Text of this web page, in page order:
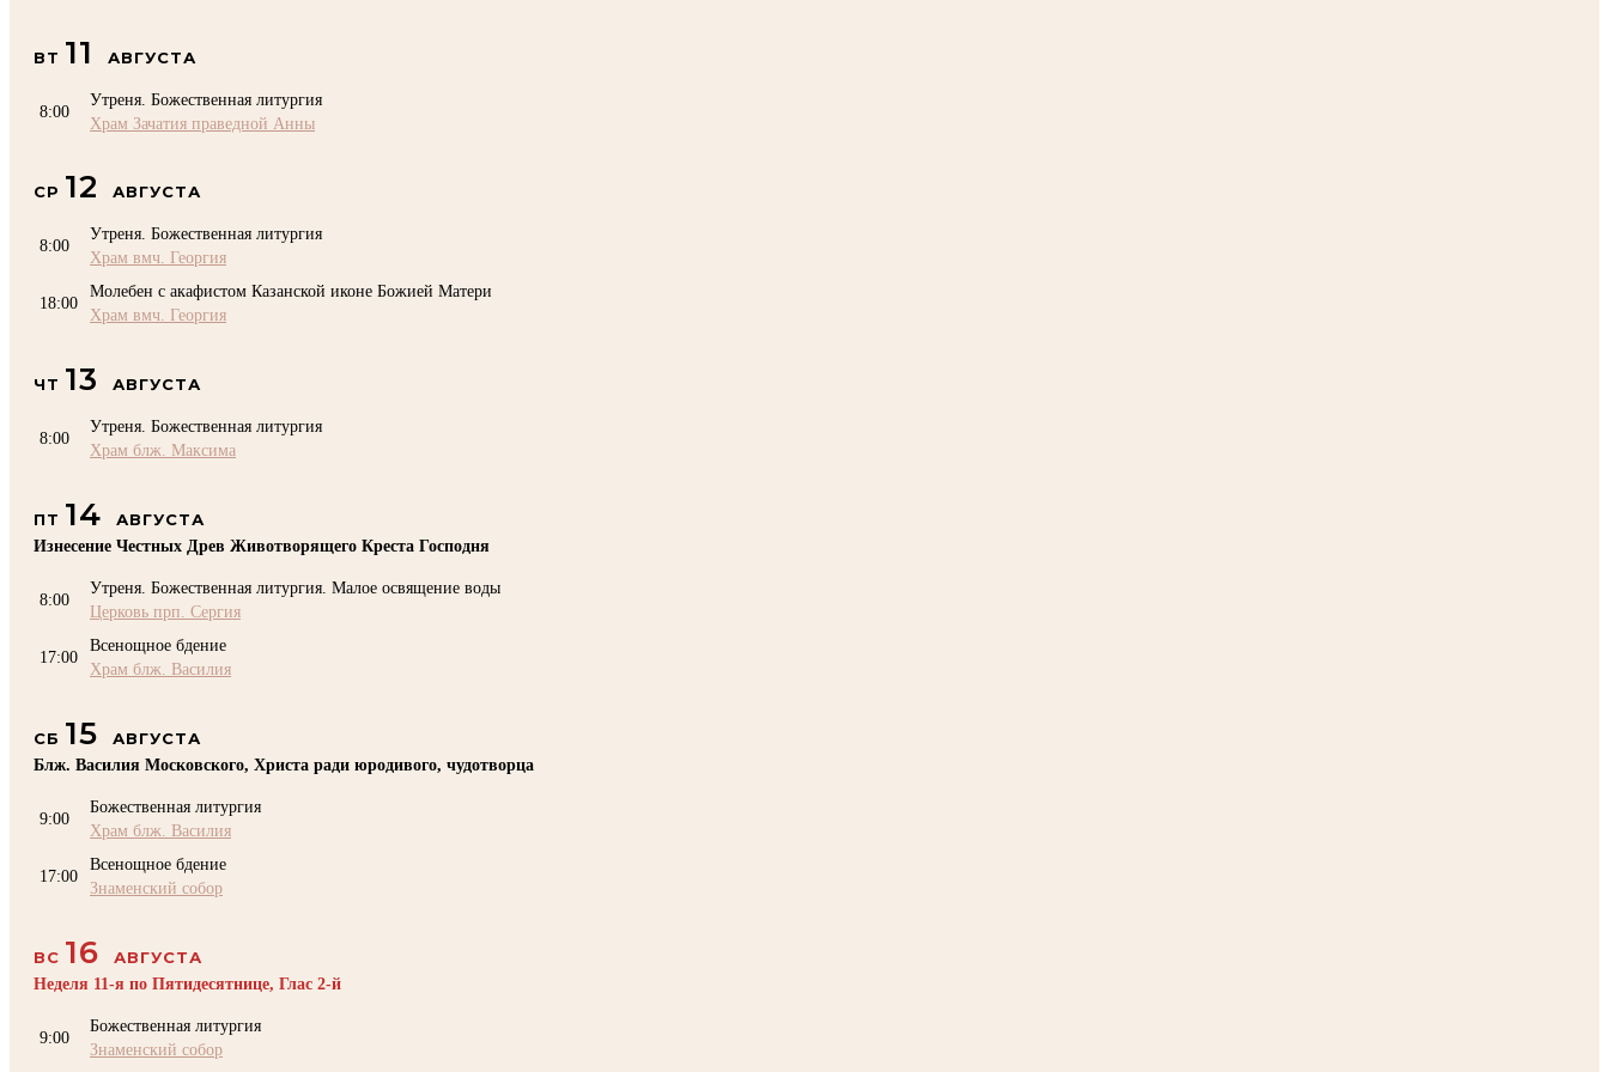
ВТ 11 АВГУСТА
8:00
Утреня. Божественная литургия
Храм Зачатия праведной Анны
СР 12 АВГУСТА
8:00
Утреня. Божественная литургия
Храм вмч. Георгия
18:00
Молебен с акафистом Казанской иконе Божией Матери
Храм вмч. Георгия
ЧТ 13 АВГУСТА
8:00
Утреня. Божественная литургия
Храм блж. Максима
ПТ 14
АВГУСТА
Изнесение Честных Древ Животворящего Креста Господня
8:00
Утреня. Божественная литургия. Малое освящение воды
Церковь прп. Сергия
17:00
Всенощное бдение
Храм блж. Василия
СБ 15
АВГУСТА
Блж. Василия Московского, Христа ради юродивого, чудотворца
9:00
Божественная литургия
Храм блж. Василия
17:00
Всенощное бдение
Знаменский собор
ВС 16
АВГУСТА
Неделя 11-я по Пятидесятнице, Глас 2-й
9:00
Божественная литургия
Знаменский собор